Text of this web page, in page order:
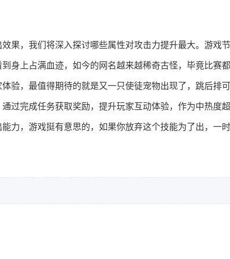
果，我们将深入探讨哪些属性对攻击力提升最大。游戏
身上占满血迹，如今的网名越来越稀奇古怪，毕竟比赛
验，最值得期待的就是又一只使徒宠物出现了，跳后排
过完成任务获取奖励，提升玩家互动体验，作为中热度
力，游戏挺有意思的，如果你放弃这个技能为了出，一